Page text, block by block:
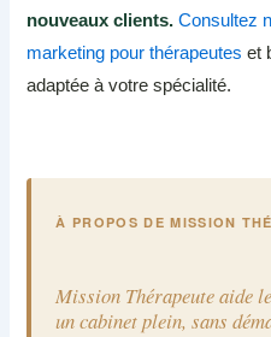
nouveaux clients. Consultez
marketing pour thérapeutes et
adaptée à votre spécialité.
À PROPOS DE MISSION
Mission Thérapeute aide
un cabinet plein, sans